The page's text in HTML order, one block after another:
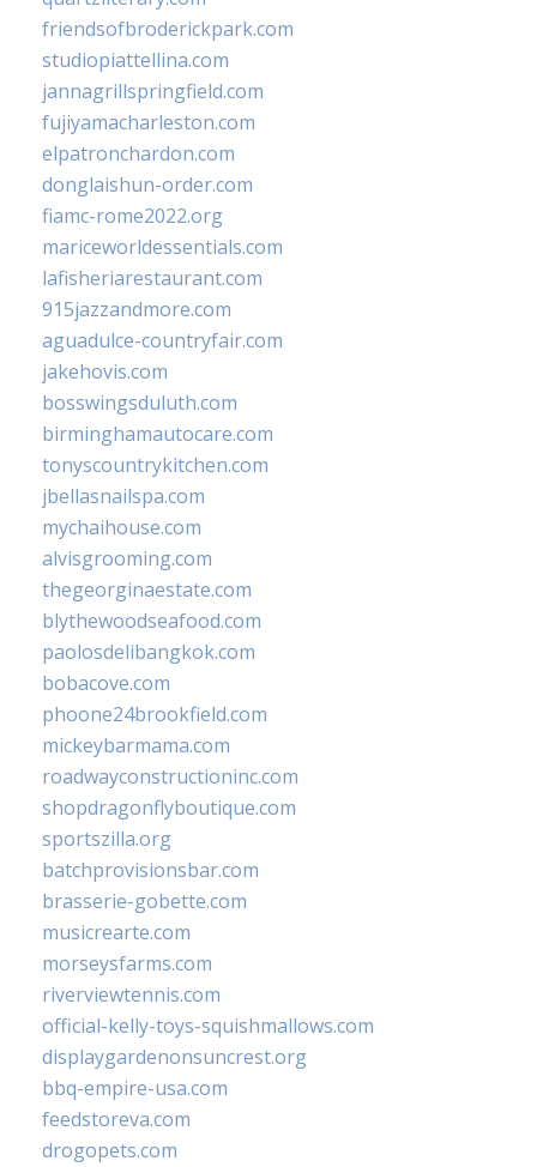
friendsofbroderickpark.com
studiopiattellina.com
jannagrillspringfield.com
fujiyamacharleston.com
elpatronchardon.com
donglaishun-order.com
fiamc-rome2022.org
mariceworldessentials.com
lafisheriarestaurant.com
915jazzandmore.com
aguadulce-countryfair.com
jakehovis.com
bosswingsduluth.com
birminghamautocare.com
tonyscountrykitchen.com
jbellasnailspa.com
mychaihouse.com
alvisgrooming.com
thegeorginaestate.com
blythewoodseafood.com
paolosdelibangkok.com
bobacove.com
phoone24brookfield.com
mickeybarmama.com
roadwayconstructioninc.com
shopdragonflyboutique.com
sportszilla.org
batchprovisionsbar.com
brasserie-gobette.com
musicrearte.com
morseysfarms.com
riverviewtennis.com
official-kelly-toys-squishmallows.com
displaygardenonsuncrest.org
bbq-empire-usa.com
feedstoreva.com
drogopets.com